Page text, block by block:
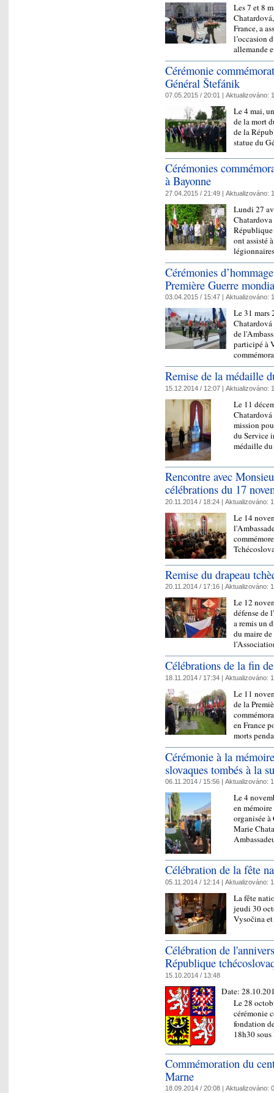
Les 7 et 8
France, a
l’occasion
allemande
Cérémonie
Général Štefánik
07.05.2015 / 20:01 | Aktualizováno:
Le 4 mai,
de la mort
de la
statue du
Cérémonies
à Bayonne
27.04.2015 / 21:49 | Aktualizováno:
Lundi 27
Chatardova
République
ont assisté
Cérémonies
Première Guerre
03.04.2015 / 15:47 | Aktualizováno:
Le 31 mars
de
participé à
Remise de la médaille
15.12.2014 / 12:07 | Aktualizováno:
Le 11
Chatardová
mission
du Service
médaille
Rencontre avec
célébrations du 17
20.11.2014 / 18:24 | Aktualizováno:
Le 14
Remise du drapeau
20.11.2014 / 17:16 | Aktualizováno:
Le 12
défense de
a remis un
du maire
Célébrations de la fin
18.11.2014 / 17:34 | Aktualizováno:
Le 11
de la
en France
morts
Cérémonie à la
slovaques tombés à la
06.11.2014 / 15:56 | Aktualizováno:
Le 4
en
organisée à
Marie
Célébration de la fête
05.11.2014 / 12:14 | Aktualizováno:
La fête
jeudi 30
Vysočina
Célébration de
République
15.10.2014 / 13:48
Date:
Le 28
cérémonie
fondation
18h30
Commémoration du
Marne
18.09.2014 / 20:08 | Aktualizováno: